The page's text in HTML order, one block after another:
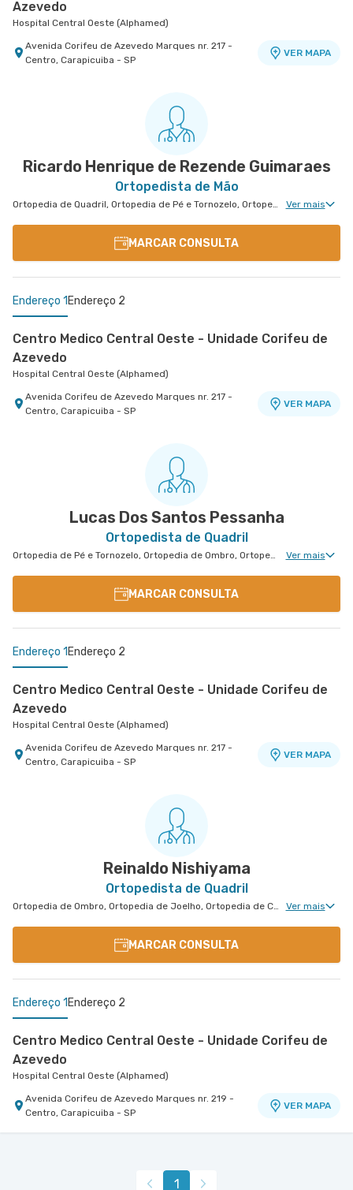
Azevedo
Hospital Central Oeste (Alphamed)
Avenida Corifeu de Azevedo Marques nr. 217 -
Centro, Carapicuiba - SP
VER MAPA
Avenida Marcos Penteado de Ulhoa Rodrigues nr.
939 Edificio Jatobá - Torre Ii 1° Andar - Tambore,
Rua Tingoassuiba nr. 30 - Vila Iolanda, Sao Paulo
Ricardo Henrique de Rezende Guimaraes
Ortopedista de Mão
Ortopedia de Quadril, Ortopedia de Pé e Tornozelo, Ortopedia de Ombro, Ortopedia de Joelho, Ortopedia de Coluna, Ortopedia Geral, Cirurgia de Joelho, Ortopedia de Punho, Ortopedia de Cotovelo, Ortopedia Pediátrica, Cirurgia de Ombro, Cirurgia de Pé e Tornozelo Ver mais
MARCAR CONSULTA
Endereço 1 Endereço 2
Centro Medico Central Oeste - Unidade Corifeu de
Azevedo
Hospital Central Oeste (Alphamed)
Avenida Corifeu de Azevedo Marques nr. 217 -
Centro, Carapicuiba - SP
VER MAPA
Rua Cezario Dau nr. 156 - Jardim Maria Rosa,
Lucas Dos Santos Pessanha
Ortopedista de Quadril
Ortopedia de Pé e Tornozelo, Ortopedia de Ombro, Ortopedia de Joelho, Ortopedia de Coluna, Ortopedia Geral, Cirurgia de Joelho, Cirurgia de Coluna, Ortopedia de Cotovelo, Cirurgia de Quadril, Cirurgia de Pé e Tornozelo Ver mais
MARCAR CONSULTA
Endereço 1 Endereço 2
Centro Medico Central Oeste - Unidade Corifeu de
Azevedo
Hospital Central Oeste (Alphamed)
Avenida Corifeu de Azevedo Marques nr. 217 -
Centro, Carapicuiba - SP
VER MAPA
Avenida Marcos Penteado de Ulhoa Rodrigues nr.
939 Edificio Jatobá - Torre Ii 1° Andar - Tambore,
Reinaldo Nishiyama
Ortopedista de Quadril
Ortopedia de Ombro, Ortopedia de Joelho, Ortopedia de Coluna, Ortopedia Geral, Cirurgia de Joelho, Osteoporose, Clínica da Dor Geral Ver mais
MARCAR CONSULTA
Endereço 1 Endereço 2
Centro Medico Central Oeste - Unidade Corifeu de
Azevedo
Hospital Central Oeste (Alphamed)
Avenida Corifeu de Azevedo Marques nr. 219 -
Centro, Carapicuiba - SP
VER MAPA
Centro Médico Villa Lobos - Unidade Fernando
Rua Fernando Falcao nr. 1222 - Mooca, Sao Paulo
1